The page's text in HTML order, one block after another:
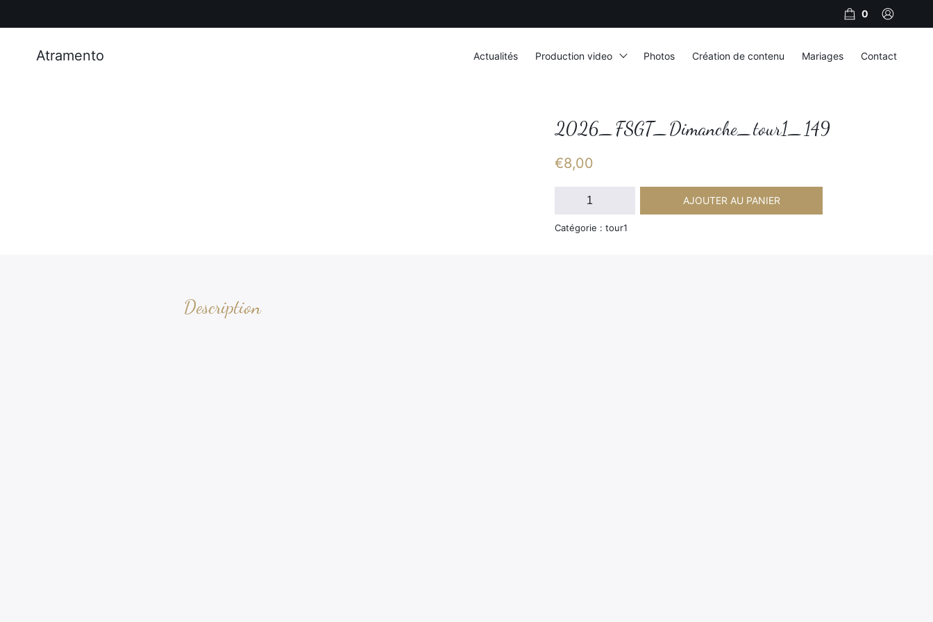
2026_FSGT_Dimanche_tour1_149
€8,00
quantité
2026_FSGT_Dimanche_tour1_149
AJOUTER AU PANIER
Catégorie : tour1
Description
0
Atramento Actualités Production video Photos Création de contenu Mariages Contact